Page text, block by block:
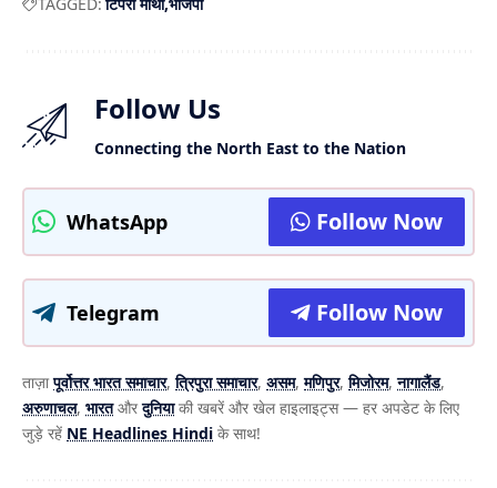
Follow Us
Connecting the North East to the Nation
WhatsApp Follow Now
Telegram Follow Now
ताज़ापूर्वोत्तर भारत समाचार,त्रिपुरा समाचार, असम,मणिपुर,मिजोरम,नागालैंड,
अरुणाचल, भारतऔरदुनियाकी खबरें और खेल हाइलाइट्स — हर अपडेट के लिए
जुड़े रहें NE Headlines Hindi के साथ!